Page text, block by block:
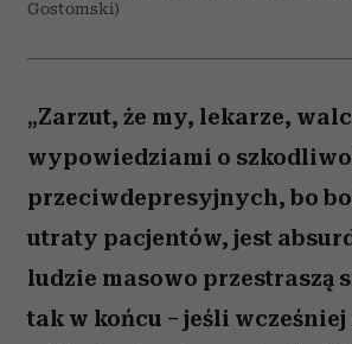
Gostomski)
„Zarzut, że my, lekarze,
wypowiedziami o
przeciwdepresyjnych, bo
utraty pacjentów, jest
ludzie masowo przestraszą
tak w końcu – jeśli